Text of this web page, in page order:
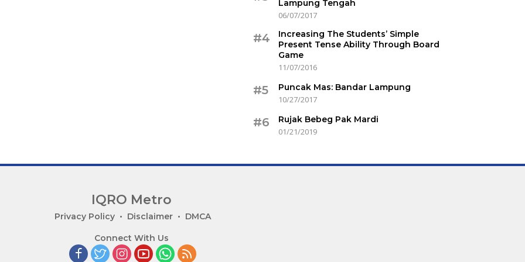
Lampung Tengah
06/07/2017
#4
Increasing The Students’ Simple
Present Tense Ability Through Board
Game
11/07/2016
#5
Puncak Mas: Bandar Lampung
10/27/2017
#6
Rujak Bebeg Pak Mardi
01/21/2019
IQRO Metro
Privacy Policy Disclaimer DMCA
Connect With Us